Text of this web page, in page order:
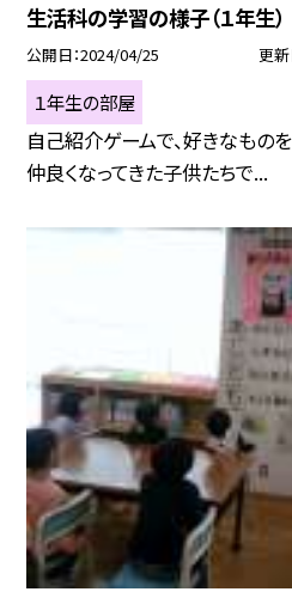
生活科の学習の様子（１年生）
公開日 2024/04/25 更
１年生の部屋
自己紹介ゲームで、好きなもの
仲良くなってきた子供たちで...